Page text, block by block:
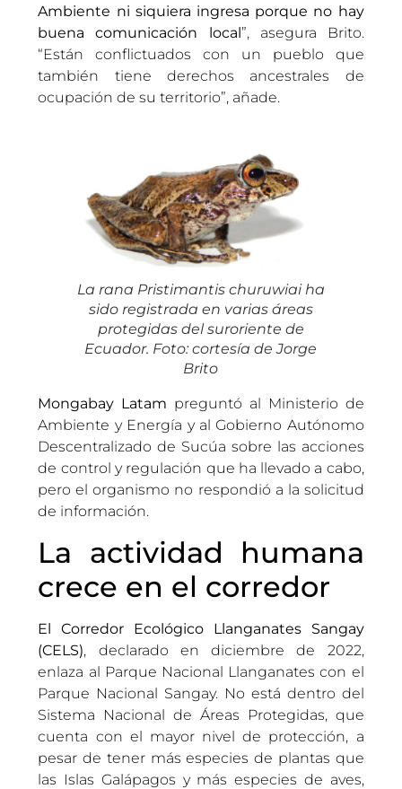
Ambiente ni siquiera ingresa porque no hay
buena comunicación local ”, asegura Brito.
“Están conflictuados con un pueblo que
también tiene derechos ancestrales de
ocupación de su territorio”, añade.
La rana Pristimantis churuwiaiha
sido registrada en varias áreas
protegidas del suroriente de
Ecuador. Foto: cortesía de Jorge
Brito
Mongabay Latam preguntó al Ministerio de
Ambiente y Energía y al Gobierno Autónomo
Descentralizado de Sucúa sobre las acciones
de control y regulación que ha llevado a cabo,
pero el organismo no respondió a la solicitud
de información.
La actividad humana
crece en el corredor
El Corredor Ecológico Llanganates Sangay
(CELS), declarado en diciembre de 2022,
enlaza al Parque Nacional Llanganates con el
Parque Nacional Sangay. No está dentro del
Sistema Nacional de Áreas Protegidas, que
cuenta con el mayor nivel de protección, a
pesar de tener más especies de plantas que
las Islas Galápagos y más especies de aves,